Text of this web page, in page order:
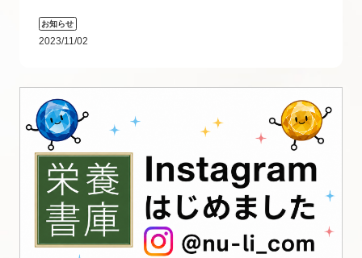
お知らせ
2023/11/02